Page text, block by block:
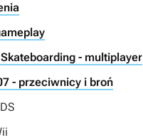
- multiplayer
- przeciwnicy i broń